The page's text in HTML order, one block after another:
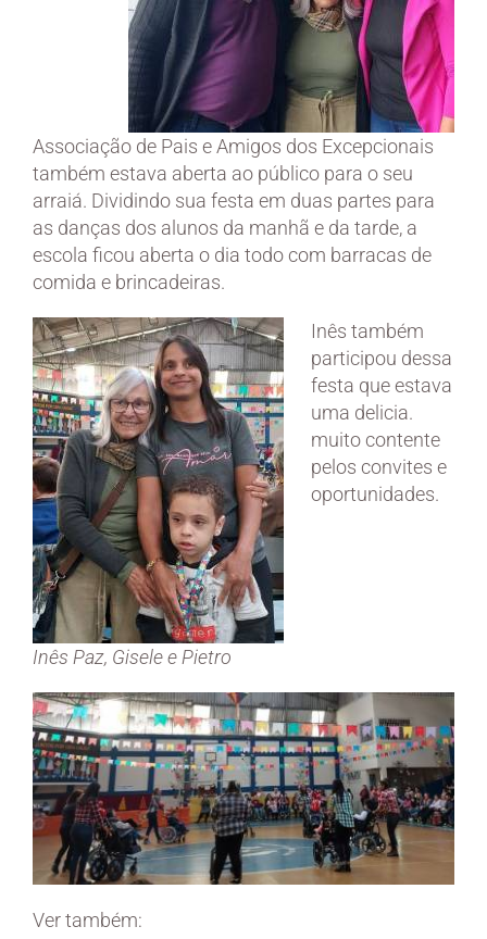
Associação de Pais e Amigos dos Excepcionais
também estava aberta ao público para o seu
arraiá. Dividindo sua festa em duas partes para
as danças dos alunos da manhã e da tarde, a
escola ficou aberta o dia todo com barracas de
comida e brincadeiras.
Inês Paz, Gisele e Pietro
Inês também
participou dessa
festa que estava
uma delicia.
muito contente
pelos convites e
oportunidades.
Ver também: